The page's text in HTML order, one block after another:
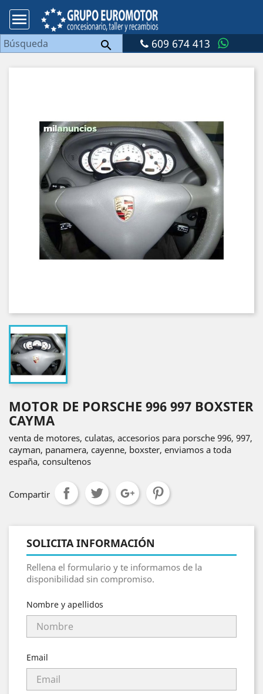

 609 674 413
MOTOR DE PORSCHE 996 997 BOXSTER
CAYMA
venta de motores, culatas, accesorios para porsche 996, 997,
cayman, panamera, cayenne, boxster, enviamos a toda
españa, consultenos
Compartir
SOLICITA INFORMACIÓN
Rellena el formulario y te informamos de la
disponibilidad sin compromiso.
Nombre y apellidos
Email